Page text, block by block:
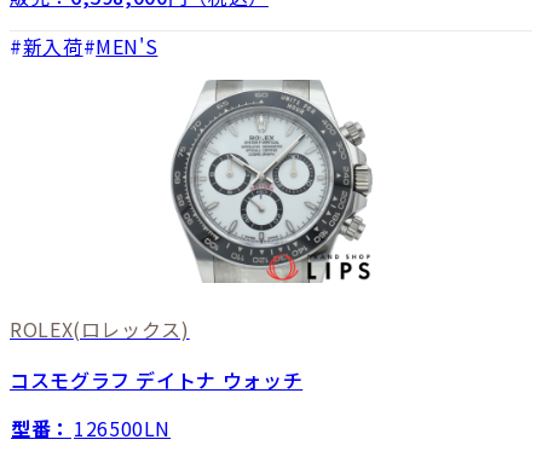
新入荷 MEN'S
ROLEX(ロレックス)
コスモグラフ デイトナ ウォッチ
型番： 126500LN